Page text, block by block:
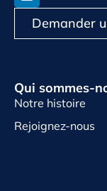
Demander
Qui sommes-
Notre histoire
Rejoignez-nous